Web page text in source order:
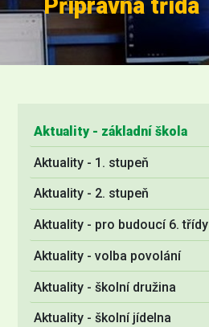
Přípravná třída
Aktuality - základní škola
Aktuality - 1. stupeň
Aktuality - 2. stupeň
Aktuality - pro budoucí 6. třídy
Aktuality - volba povolání
Aktuality - školní družina
Aktuality - školní jídelna